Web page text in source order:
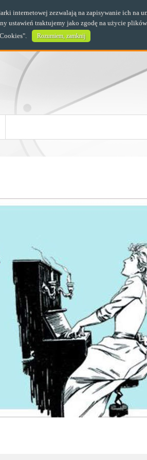
internetowej zezwalają na zapisywanie ich na
ustawień traktujemy jako zgodę na użycie
". Rozumiem, zamknij